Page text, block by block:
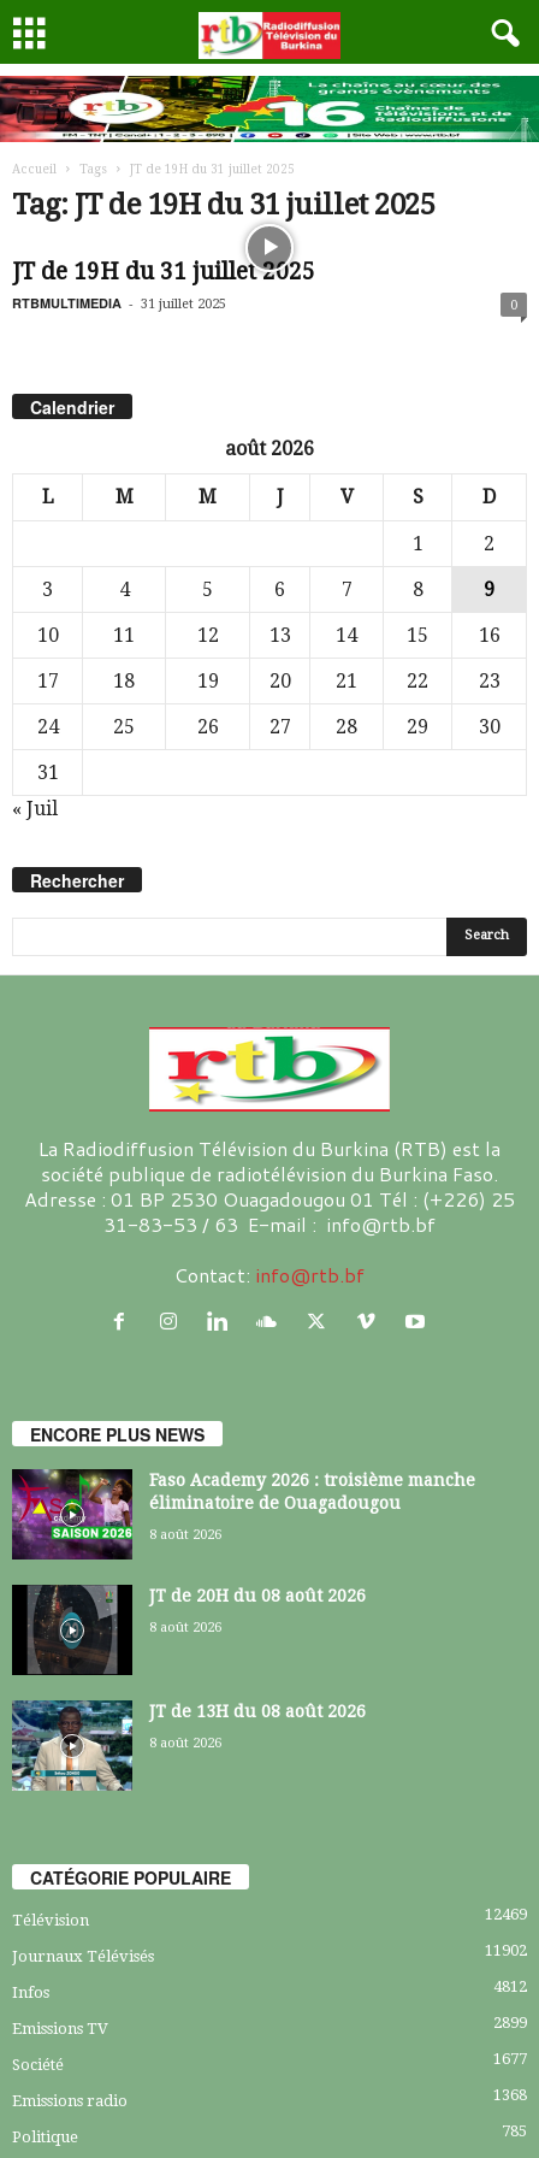
Accueil Tags JT de 19H du 31 juillet 2025
Tag: JT de 19H du 31 juillet 2025
JT de 19H du 31 juillet 2025
RTBMULTIMEDIA - 31 juillet 2025 0
Calendrier
août 2026
L M M J V S D
1
2
3
4 5 6 7 8
9
10
11 12 13 14 15
16
17
18 19 20 21 22
23
24
25 26 27 28 29
30
31
« Juil
Rechercher
La Radiodiffusion Télévision du Burkina (RTB) est la
société publique de radiotélévision du Burkina Faso.
Adresse : 01 BP 2530 Ouagadougou 01 Tél : (+226) 25
31-83-53 / 63 E-mail : info@rtb.bf
Contact: info@rtb.bf
ENCORE PLUS NEWS
Faso Academy 2026 : troisième manche
éliminatoire de Ouagadougou
8 août 2026
JT de 20H du 08 août 2026
8 août 2026
JT de 13H du 08 août 2026
8 août 2026
CATÉGORIE POPULAIRE
Télévision 12469
Journaux Télévisés 11902
Infos 4812
Emissions TV 2899
Société 1677
Emissions radio 1368
Politique 785